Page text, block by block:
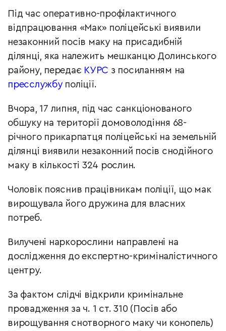
Під час оперативно-профілактичного
відпрацювання «Мак» поліцейські виявили
незаконний посів маку на присадибній
ділянці, яка належить мешканцю Долинського
району, передає КУРС з посиланням на
пресслужбуполіції.
Вчора, 17 липня, під час санкціонованого
обшуку на території домоволодіння 68-
річного прикарпатця поліцейські на земельній
ділянці виявили незаконний посів снодійного
маку в кількості 324 рослин.
Чоловік пояснив працівникам поліції, що мак
вирощувала його дружина для власних
потреб.
Вилучені наркорослини направлені на
дослідження до експертно-криміналістичного
центру.
За фактом слідчі відкрили кримінальне
провадження за ч. 1 ст. 310 (Посів або
вирощування снотворного маку чи конопель)